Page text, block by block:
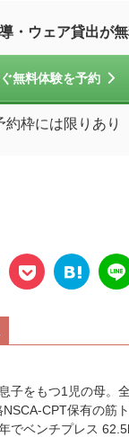
・ウェア貸出が
無料体験を予約
枠には限りあり
子をもつ1児の母。
NSCA-CPT保有の筋
でベンチプレス